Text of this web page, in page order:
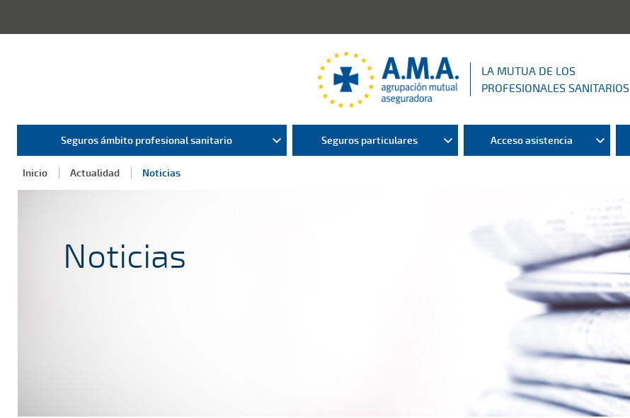
LA MUTUA DE LOS
PROFESIONALES SANITARIOS
Seguros ámbito profesional sanitario Seguros particulares Acceso asistencia
Inicio Actualidad Noticias
Noticias